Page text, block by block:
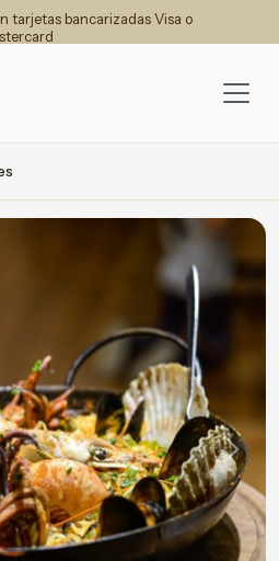
tarjetas bancarizadas Visa o
Next